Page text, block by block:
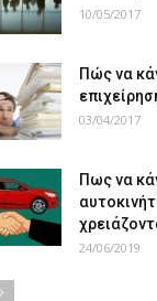
10/05/2017
Πώς να
03/04/2017
Πως να
24/06/2019